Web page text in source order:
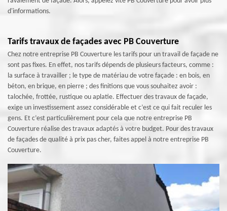
d'informations.
Tarifs travaux de façades avec PB Couverture
Chez notre entreprise PB Couverture les tarifs pour un travail de façade ne
sont pas fixes. En effet, nos tarifs dépends de plusieurs facteurs, comme :
la surface à travailler ; le type de matériau de votre façade : en bois, en
béton, en brique, en pierre ; des finitions que vous souhaitez avoir :
talochée, frottée, rustique ou aplatie. Effectuer des travaux de façade,
exige un investissement assez considérable et c’est ce qui fait reculer les
gens. Et c’est particulièrement pour cela que notre entreprise PB
Couverture réalise des travaux adaptés à votre budget. Pour des travaux
de façades de qualité à prix pas cher, faites appel à notre entreprise PB
Couverture.